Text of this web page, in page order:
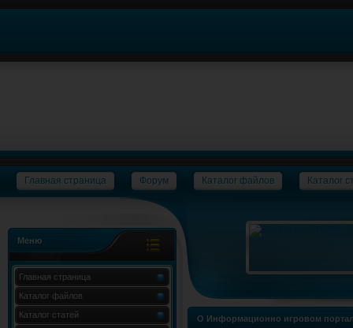
Главная страница Форум Каталог файлов Каталог
Меню
Главная страница
Каталог файлов
Каталог статей
О Информационно игровом